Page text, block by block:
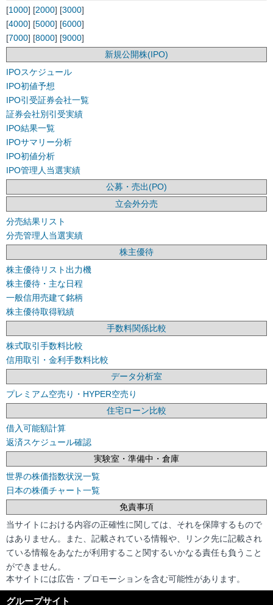
[1000] [2000] [3000]
[4000] [5000] [6000]
[7000] [8000] [9000]
新規公開株(IPO)
IPOスケジュール
IPO初値予想
IPO引受証券会社一覧
証券会社別引受実績
IPO結果一覧
IPOサマリー分析
IPO初値分析
IPO管理人当選実績
公募・売出(PO)
立会外分売
分売結果リスト
分売管理人当選実績
株主優待
株主優待リスト出力機
株主優待・主な日程
一般信用売建て銘柄
株主優待取得戦績
手数料関係比較
株式取引手数料比較
信用取引・金利手数料比較
データ分析室
プレミアム空売り・HYPER空売り
住宅ローン比較
借入可能額計算
返済スケジュール確認
実験室・準備中・倉庫
世界の株価指数状況一覧
日本の株価チャート一覧
免責事項
当サイトにおける内容の正確性に関しては、それを保障するもので
はありません。また、記載されている情報や、リンク先に記載され
ている情報をあなたが利用すること関するいかなる責任も負うこと
ができません。
本サイトには広告・プロモーションを含む可能性があります。
グループサイト